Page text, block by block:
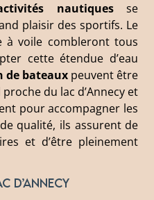
nautiquesse
plaisir des sportifs. Le
à voile combleront tous
cette étendue d’eau
de bateaux peuvent être
du lac d’Annecy et
pour accompagner les
qualité, ils assurent de
et d’être pleinement
d’Annecy